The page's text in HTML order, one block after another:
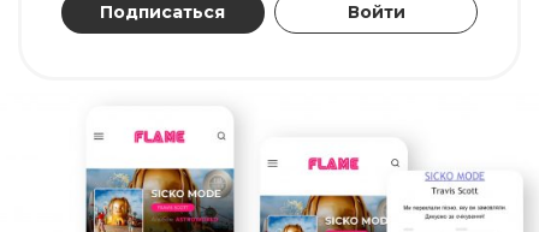
Подписаться Войти